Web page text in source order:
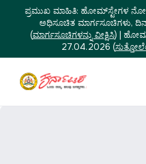
ಪ್ರಮುಖ ಮಾಹಿತಿ: ಹೋಮ್‌ಸ್ಟೇಗಳ
ಅಧಿಸೂಚಿತ ಮಾರ್ಗಸೂಚಿಗಳು,
(ಮಾರ್ಗಸೂಚಿಗಳನ್ನು ವೀಕ್ಷಿಸಿ) |
27.04.2026 (